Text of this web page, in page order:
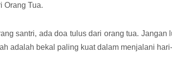
Orang Tua.
santri, ada doa tulus dari orang tua. Jangan
adalah bekal paling kuat dalam menjalani